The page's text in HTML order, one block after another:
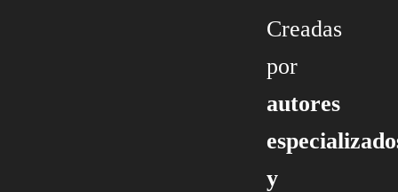
Creadas
por
autores
y